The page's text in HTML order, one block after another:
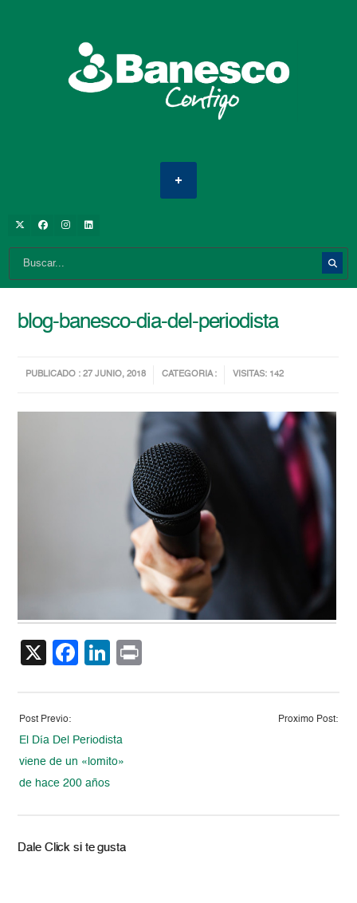
blog-banesco-dia-del-periodista
PUBLICADO : 27 JUNIO, 2018 CATEGORIA : VISITAS: 142
X Facebook
LinkedIn
Post Previo:
El Día Del Periodista
viene de un «lomito»
de hace 200 años
Proximo Post:
Dale Click si te gusta